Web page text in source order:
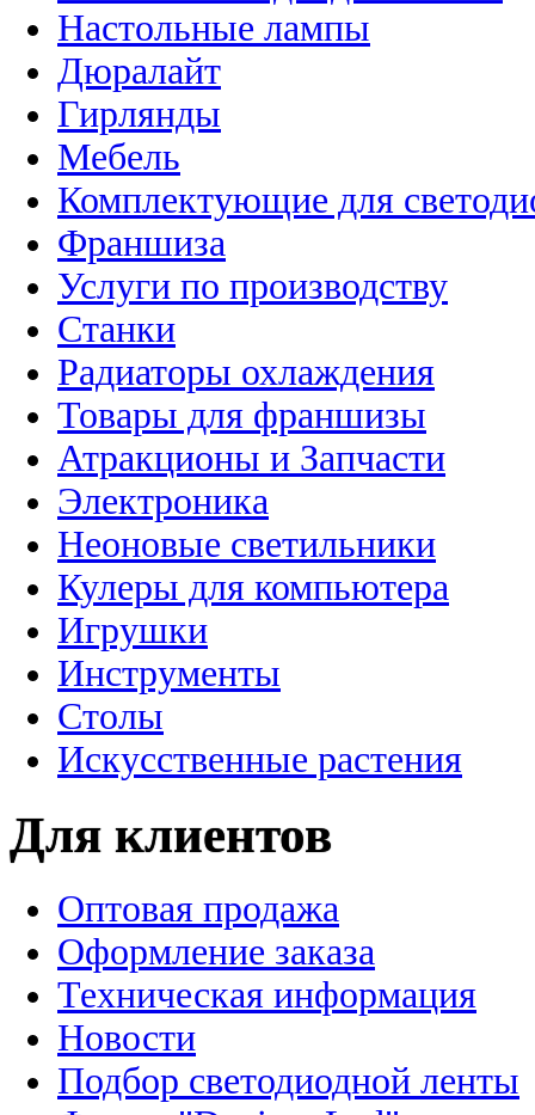
Настольные лампы
Дюралайт
Гирлянды
Мебель
Комплектующие для
Франшиза
Услуги по производству
Станки
Радиаторы охлаждения
Товары для франшизы
Атракционы и Запчасти
Электроника
Неоновые светильники
Кулеры для компьютера
Игрушки
Инструменты
Столы
Искусственные растения
Для клиентов
Оптовая продажа
Оформление заказа
Техническая информация
Новости
Подбор светодиодной ленты